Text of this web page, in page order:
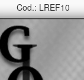
Cod.: LREF10